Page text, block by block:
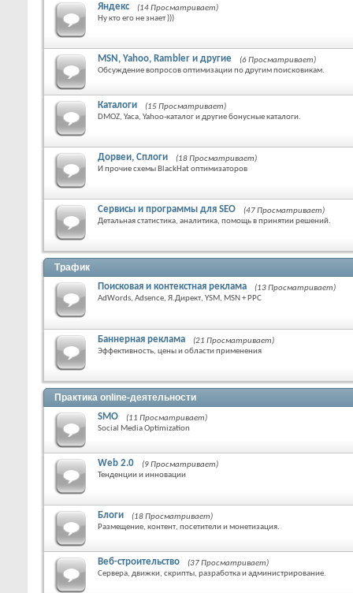
Яндекс
(14 Просматривает)
Ну кто его не знает )))
MSN, Yahoo, Rambler и другие
(6 Просматривает)
Обсуждение вопросов оптимизации по другим поисковикам.
Каталоги
(15 Просматривает)
DMOZ, Yaca, Yahoo-каталог и другие бонусные каталоги.
Дорвеи, Сплоги
(18 Просматривает)
И прочие схемы BlackHat оптимизаторов
Сервисы и программы для SEO
(47 Просматривает)
Детальная статистика, аналитика, помощь в принятии решений.
Трафик
Поисковая и контекстная реклама
(13 Просматривает)
AdWords, Adsence, Я.Директ, YSM, MSN + PPC
Баннерная реклама
(21 Просматривает)
Эффективность, цены и области применения
Практика online-деятельности
SMO
(11 Просматривает)
Social Media Optimization
Web 2.0
(9 Просматривает)
Тенденции и инновации
Блоги
(18 Просматривает)
Размещение, контент, посетители и монетизация.
Веб-строительство
(37 Просматривает)
Сервера, движки, скрипты, разработка и администрирование.